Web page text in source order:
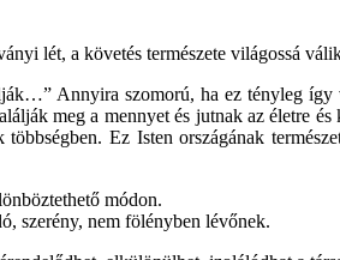
lét, a követés természete világossá
Annyira szomorú, ha ez tényleg
meg a mennyet és jutnak az életre
Ez Isten országának
módon.
szerény, nem fölényben lévőnek.